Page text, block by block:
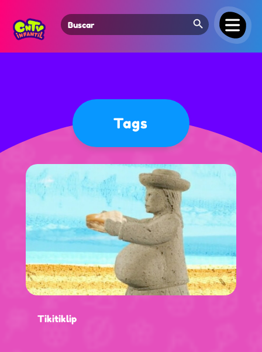
Search
for:
Search Button
Tags
Tikitiklip